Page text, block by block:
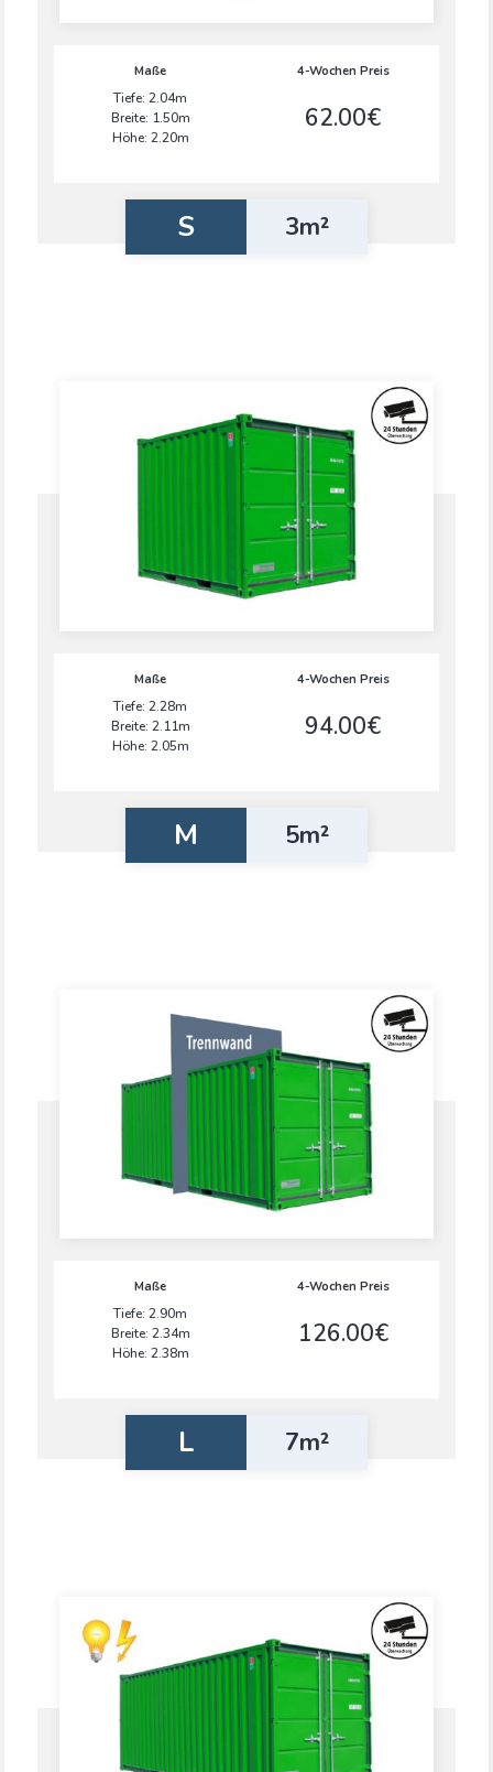
Maße
Tiefe: 2.04m
Breite: 1.50m
Höhe: 2.20m
4-Wochen Preis
62.00€
S 3m²
Maße
Tiefe: 2.28m
Breite: 2.11m
Höhe: 2.05m
4-Wochen Preis
94.00€
M 5m²
Maße
Tiefe: 2.90m
Breite: 2.34m
Höhe: 2.38m
4-Wochen Preis
126.00€
L 7m²